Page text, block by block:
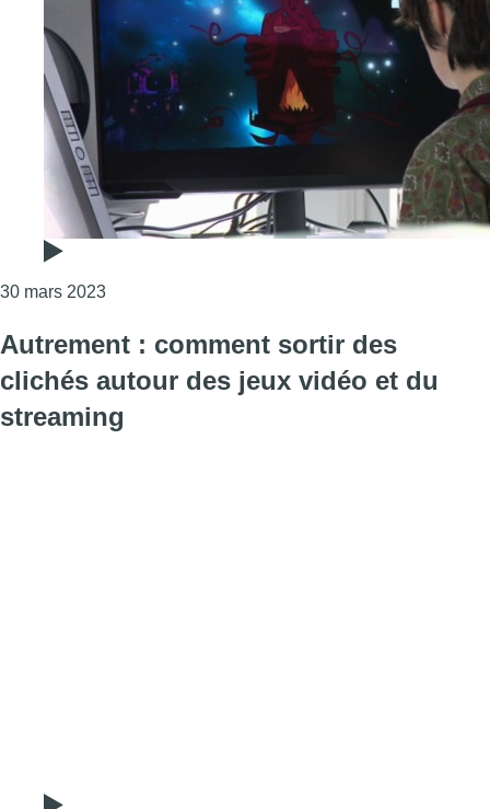
30 mars 2023Consulter l'article "Un nouveau hub pour les
Autrement : comment sortir des
clichés autour des jeux vidéo et du
streaming